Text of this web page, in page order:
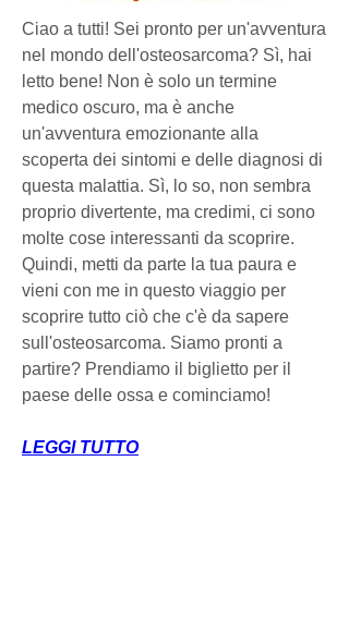
Ciao a tutti! Sei pronto per un'avventura
nel mondo dell'osteosarcoma? Sì, hai
letto bene! Non è solo un termine
medico oscuro, ma è anche
un'avventura emozionante alla
scoperta dei sintomi e delle diagnosi di
questa malattia. Sì, lo so, non sembra
proprio divertente, ma credimi, ci sono
molte cose interessanti da scoprire.
Quindi, metti da parte la tua paura e
vieni con me in questo viaggio per
scoprire tutto ciò che c'è da sapere
sull'osteosarcoma. Siamo pronti a
partire? Prendiamo il biglietto per il
paese delle ossa e cominciamo!
LEGGI TUTTO